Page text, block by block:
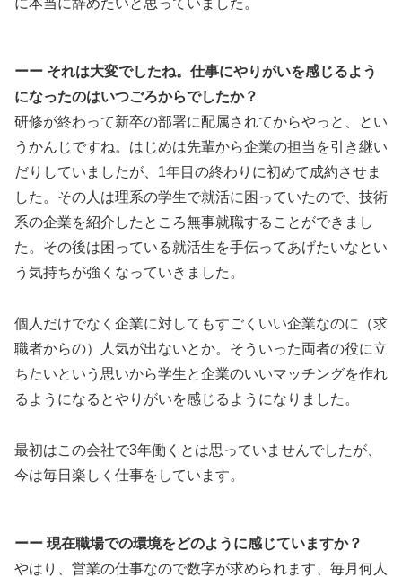
に本当に辞めたいと思っていました。
ーー それは大変でしたね。仕事にやりがいを感じるよう
になったのはいつごろからでしたか？
研修が終わって新卒の部署に配属されてからやっと、とい
うかんじですね。はじめは先輩から企業の担当を引き継い
だりしていましたが、1年目の終わりに初めて成約させま
した。その人は理系の学生で就活に困っていたので、技術
系の企業を紹介したところ無事就職することができまし
た。その後は困っている就活生を手伝ってあげたいなとい
う気持ちが強くなっていきました。
個人だけでなく企業に対してもすごくいい企業なのに（求
職者からの）人気が出ないとか。そういった両者の役に立
ちたいという思いから学生と企業のいいマッチングを作れ
るようになるとやりがいを感じるようになりました。
最初はこの会社で3年働くとは思っていませんでしたが、
今は毎日楽しく仕事をしています。
ーー 現在職場での環境をどのように感じていますか？
やはり、営業の仕事なので数字が求められます、毎月何人